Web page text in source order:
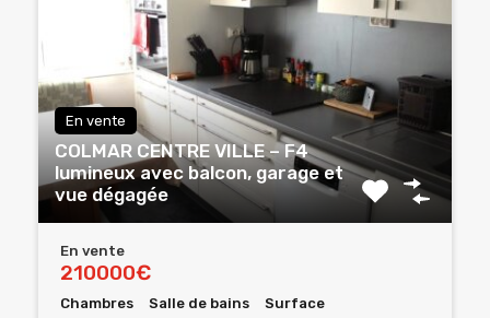
En vente
COLMAR CENTRE VILLE – F4
lumineux avec balcon, garage et
vue dégagée
En vente
210000€
Chambres
Salle de bains
Surface